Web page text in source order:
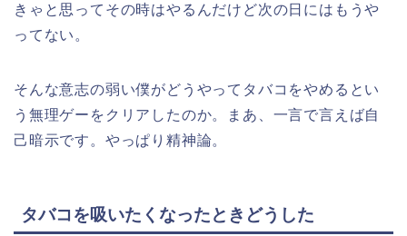
きゃと思ってその時はやるんだけど次の日にはもうや
ってない。
そんな意志の弱い僕がどうやってタバコをやめるとい
う無理ゲーをクリアしたのか。まあ、一言で言えば自
己暗示です。やっぱり精神論。
タバコを吸いたくなったときどうした